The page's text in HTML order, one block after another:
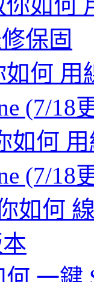
你如何
保固
如何 用
(7/18
如何
(7/18
如何